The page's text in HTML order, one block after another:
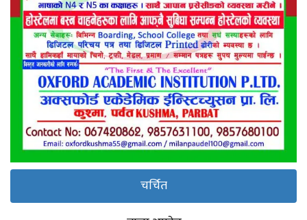
चर्चित